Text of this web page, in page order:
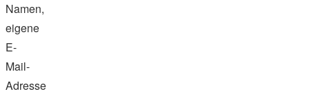
Namen,
eigene
E-
Mail-
Adresse